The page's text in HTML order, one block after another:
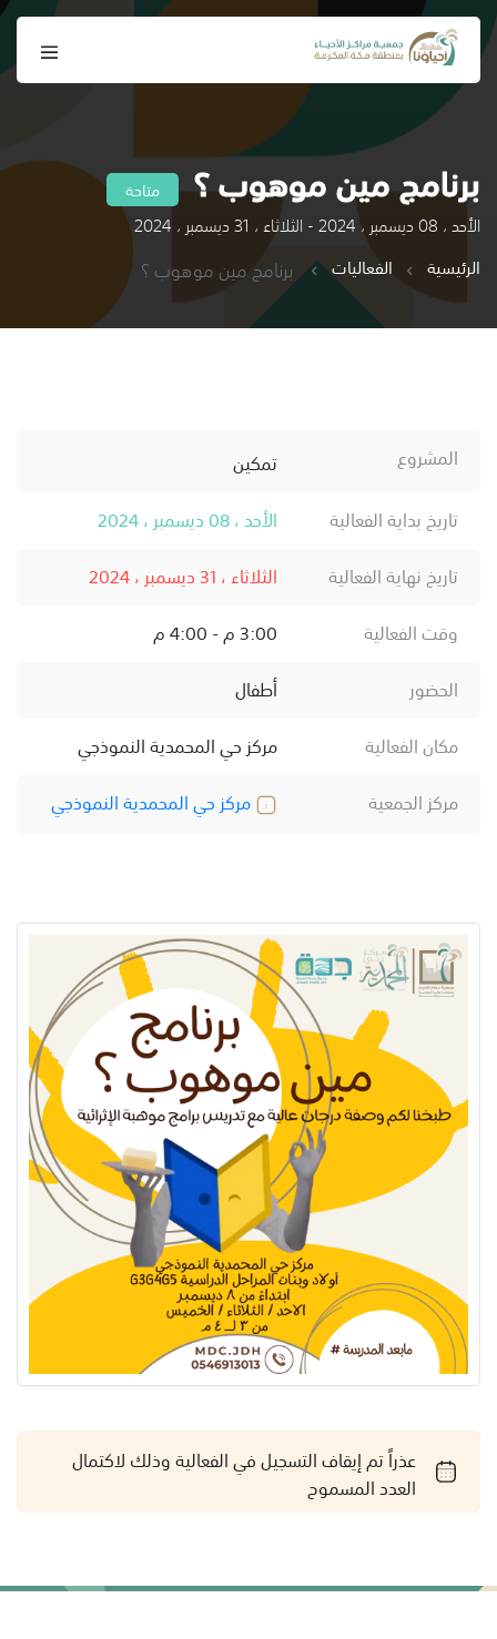
برنامج مين موهوب ؟ متاحة
الأحد ، 08 ديسمبر ، 2024 - الثلاثاء ، 31 ديسمبر ، 2024
الرئيسية
الفعاليات برنامج مين موهوب ؟
المشروع
تمكين
تاريخ بداية الفعالية
الأحد ، 08 ديسمبر ، 2024
تاريخ نهاية الفعالية
الثلاثاء ، 31 ديسمبر ، 2024
وقت الفعالية
3:00 م - 4:00 م
الحضور
أطفال
مكان الفعالية
مركز حي المحمدية النموذجي
مركز الجمعية
مركز حي المحمدية النموذجي
عذراً تم إيقاف التسجيل في الفعالية وذلك لاكتمال
العدد المسموح